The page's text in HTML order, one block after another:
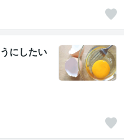
にしたい